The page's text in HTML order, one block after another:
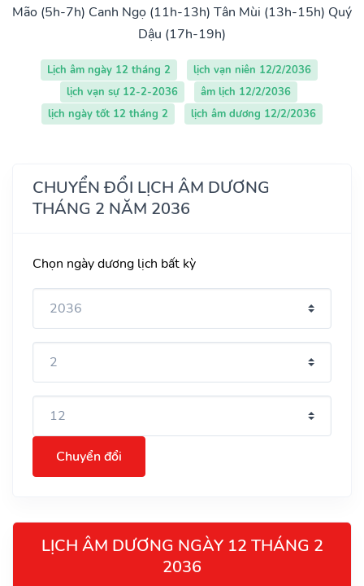
Mão (5h-7h) Canh Ngọ (11h-13h) Tân Mùi (13h-15h) Quý
Dậu (17h-19h)
Lịch âm ngày 12 tháng 2
lịch vạn niên 12/2/2036
lịch vạn sự 12-2-2036
âm lịch 12/2/2036
lịch ngày tốt 12 tháng 2
lịch âm dương 12/2/2036
CHUYỂN ĐỔI LỊCH ÂM DƯƠNG
THÁNG 2 NĂM 2036
Chọn ngày dương lịch bất kỳ
Chuyển đổi
LỊCH ÂM DƯƠNG NGÀY 12 THÁNG 2
2036